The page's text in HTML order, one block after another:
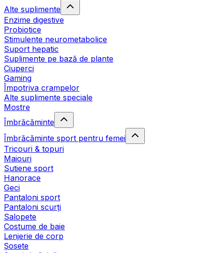
Alte suplimente
Enzime digestive
Probiotice
Stimulente neurometabolice
Suport hepatic
Suplimente pe bază de plante
Ciuperci
Gaming
Împotriva crampelor
Alte suplimente speciale
Mostre
Îmbrăcăminte
Îmbrăcăminte sport pentru femei
Tricouri & topuri
Maiouri
Sutiene sport
Hanorace
Geci
Pantaloni sport
Pantaloni scurți
Salopete
Costume de baie
Lenjerie de corp
Șosete